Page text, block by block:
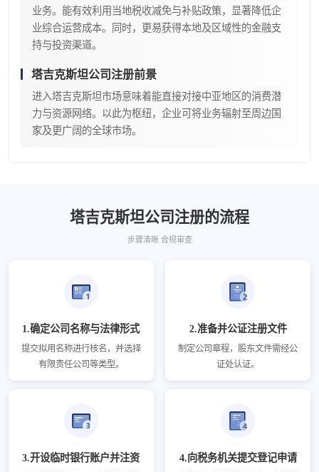
业务。能有效利用当地税收减免与补贴政策，显著降低企
业综合运营成本。同时，更易获得本地及区域性的金融支
持与投资渠道。
塔吉克斯坦公司注册前景
进入塔吉克斯坦市场意味着能直接对接中亚地区的消费潜
力与资源网络。以此为枢纽，企业可将业务辐射至周边国
家及更广阔的全球市场。
塔吉克斯坦公司注册的流程
步骤清晰 合规审查
1.确定公司名称与法律形式
提交拟用名称进行核名，并选择
有限责任公司等类型。
2.准备并公证注册文件
制定公司章程，股东文件需经公
证处认证。
3.开设临时银行账户并注资 4.向税务机关提交登记申请